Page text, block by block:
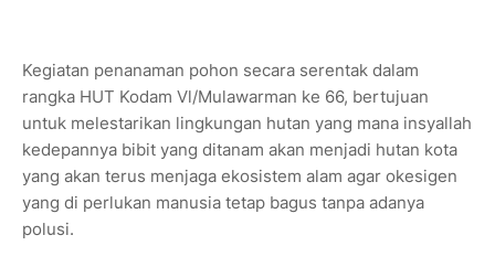
Kegiatan penanaman pohon secara serentak dalam
rangka HUT Kodam Vl/Mulawarman ke 66, bertujuan
untuk melestarikan lingkungan hutan yang mana insyallah
kedepannya bibit yang ditanam akan menjadi hutan kota
yang akan terus menjaga ekosistem alam agar okesigen
yang di perlukan manusia tetap bagus tanpa adanya
polusi.